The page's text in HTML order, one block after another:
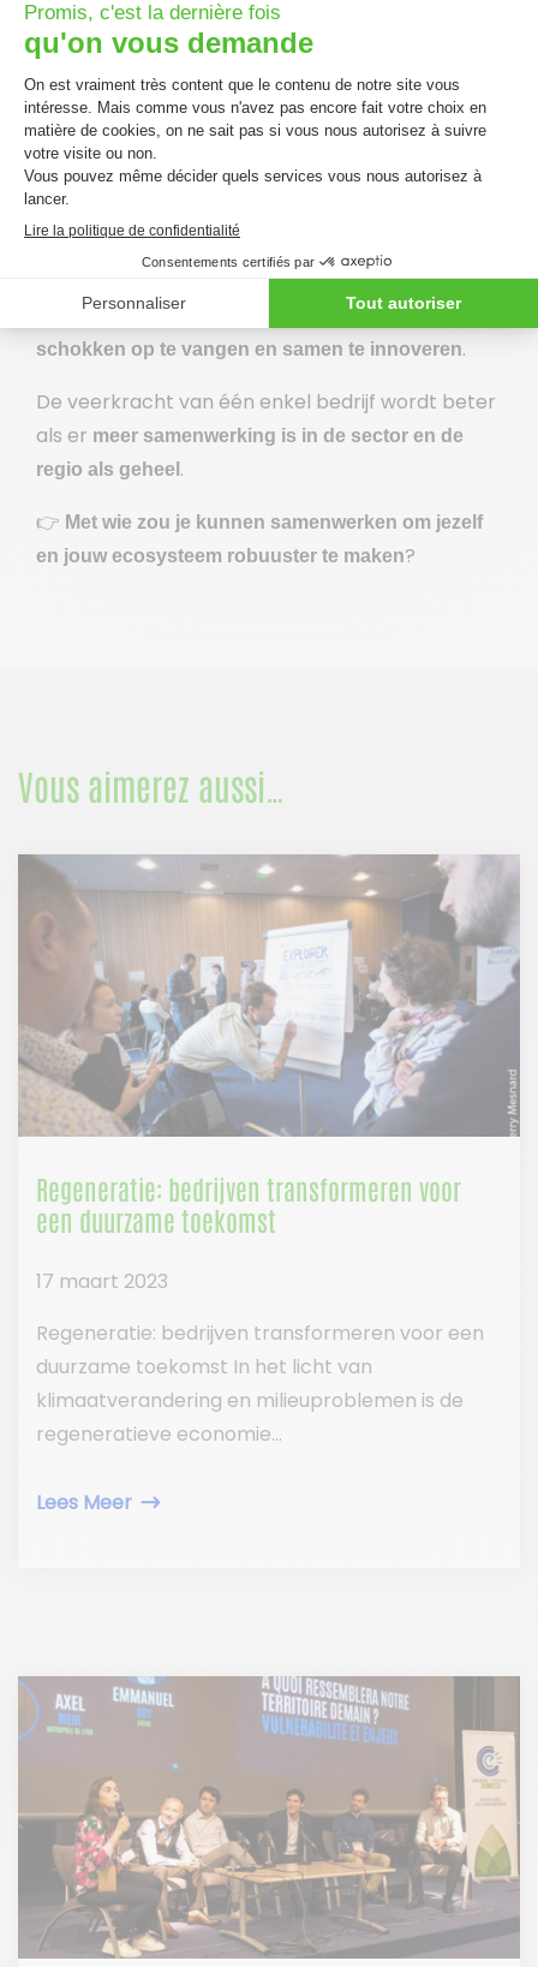
garanderen.
Krachten bundelen om verder te gaan en regio’s
veerkrachtiger te maken
Bedrijven die het helemaal alleen willen doen,
werken zelden aan hun toekomst. Door een
werken en infrastructuren te delen, creëren ze een
economische context die beter geschikt is om
schokken op te vangen en samen te innoveren.
De veerkracht van één enkel bedrijf wordt beter
als er meer samenwerking is in de sector en de
regio als geheel .
👉 Met wie zou je kunnen samenwerken om jezelf
en jouw ecosysteem robuuster te maken?
Vous aimerez aussi…
Regeneratie: bedrijven transformeren voor
een duurzame toekomst
17 maart 2023
Regeneratie: bedrijven transformeren voor een
duurzame toekomst In het licht van
klimaatverandering en milieuproblemen is de
regeneratieve economie...
Lees Meer